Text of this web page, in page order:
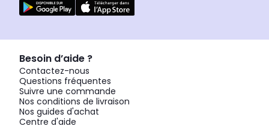
Besoin d’aide ?
Contactez-nous
Questions fréquentes
Suivre une commande
Nos conditions de livraison
Nos guides d'achat
Centre d'aide